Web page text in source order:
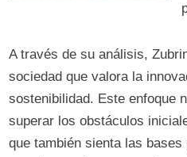
A través de su análisis,
sociedad que valora la
sostenibilidad. Este enfoque
superar los obstáculos
que también sienta las